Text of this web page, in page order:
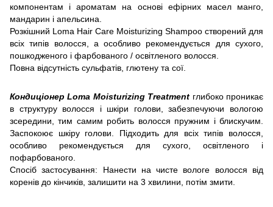
компонентам і ароматам на основі ефірних масел манго,
мандарин і апельсина.
Розкішний Loma Hair Care Moisturizing Shampoo створений для
всіх типів волосся, а особливо рекомендується для сухого,
пошкодженого і фарбованого / освітленого волосся.
Повна відсутність сульфатів, глютену та сої.
Кондиціонер Loma Moisturizing Treatment глибоко проникає
в структуру волосся і шкіри голови, забезпечуючи вологою
зсередини, тим самим робить волосся пружним і блискучим.
Заспокоює шкіру голови. Підходить для всіх типів волосся,
особливо рекомендується для сухого, освітленого і
пофарбованого.
Спосіб застосування: Нанести на чисте вологе волосся від
коренів до кінчиків, залишити на 3 хвилини, потім змити.